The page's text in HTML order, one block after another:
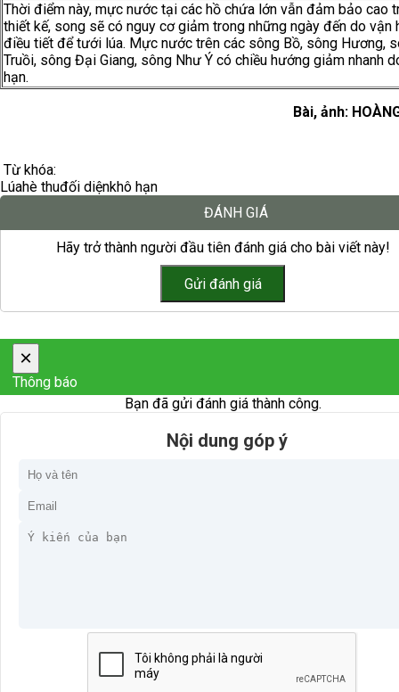
Thời điểm này, mực nước tại các hồ chứa lớn vẫn đảm bảo cao
thiết kế, song sẽ có nguy cơ giảm trong những ngày đến do vận
điều tiết để tưới lúa. Mực nước trên các sông Bồ, sông Hương,
Truồi, sông Đại Giang, sông Như Ý có chiều hướng giảm nhanh
hạn.
Bài, ảnh:
Từ khóa:
Lúahè thuđối diệnkhô hạn
ĐÁNH GIÁ
Hãy trở thành người đầu tiên đánh giá cho bài viết này!
×
Thông báo
Bạn đã gửi đánh giá thành công.
Nội dung góp ý